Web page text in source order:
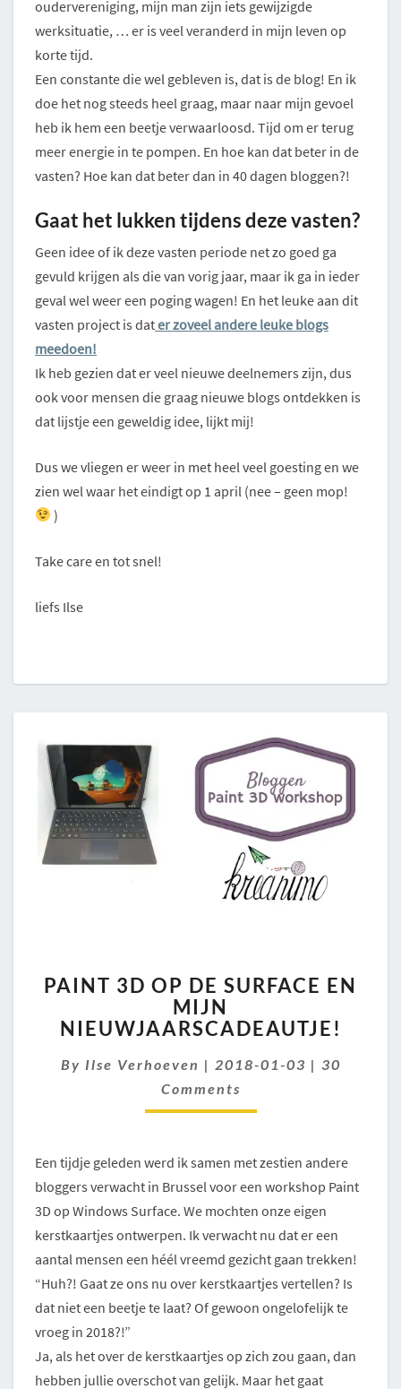
oudervereniging, mijn man zijn iets gewijzigde
werksituatie, … er is veel veranderd in mijn leven op
korte tijd.
Een constante die wel gebleven is, dat is de blog! En ik
doe het nog steeds heel graag, maar naar mijn gevoel
heb ik hem een beetje verwaarloosd. Tijd om er terug
meer energie in te pompen. En hoe kan dat beter in de
vasten? Hoe kan dat beter dan in 40 dagen bloggen?!
Gaat het lukken tijdens deze vasten?
Geen idee of ik deze vasten periode net zo goed ga
gevuld krijgen als die van vorig jaar, maar ik ga in ieder
geval wel weer een poging wagen! En het leuke aan dit
vasten project is dater zoveel andere leuke blogs
meedoen!
Ik heb gezien dat er veel nieuwe deelnemers zijn, dus
ook voor mensen die graag nieuwe blogs ontdekken is
dat lijstje een geweldig idee, lijkt mij!
Dus we vliegen er weer in met heel veel goesting en we
zien wel waar het eindigt op 1 april (nee – geen mop!
)
Take care en tot snel!
liefs Ilse
3D
OP
DE
EN
MIJN
PAINT 3D OP DE SURFACE EN
MIJN
NIEUWJAARSCADEAUTJE!
By Ilse Verhoeven | 2018-01-03 | Comments
30
Comments
Een tijdje geleden werd ik samen met zestien andere
bloggers verwacht in Brussel voor een workshop Paint
3D op Windows Surface. We mochten onze eigen
kerstkaartjes ontwerpen. Ik verwacht nu dat er een
aantal mensen een héél vreemd gezicht gaan trekken!
“Huh?! Gaat ze ons nu over kerstkaartjes vertellen? Is
dat niet een beetje te laat? Of gewoon ongelofelijk te
vroeg in 2018?!”
Ja, als het over de kerstkaartjes op zich zou gaan, dan
hebben jullie overschot van gelijk. Maar het gaat